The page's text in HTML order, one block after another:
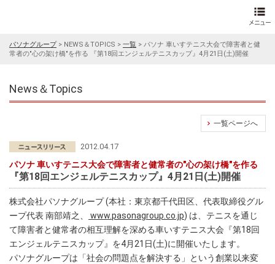
パソナグループ> NEWS＆TOPICS > 一覧 > パソナ 車いすテニス大会で障害者と健
常者の"心の架け橋"を作る 『第18回エンジェルテニスカップ』4月21日(土)開催
News＆Topics
一覧ページへ
2012.04.17
パソナ 車いすテニス大会で障害者と健常者の"心の架け橋"を作る
『第18回エンジェルテニスカップ』4月21日(土)開催
株式会社パソナグループ (本社：東京都千代田区、代表取締役グル
ープ代表 南部靖之、
www.pasonagroup.co.jp) は、テニスを通じ
て障害者と健常者の相互理解を深める車いすテニス大会『第18回
エンジェルテニスカップ』を4月21日(土)に開催いたします。
パソナグループは「社会の問題点を解決する」という創業以来変